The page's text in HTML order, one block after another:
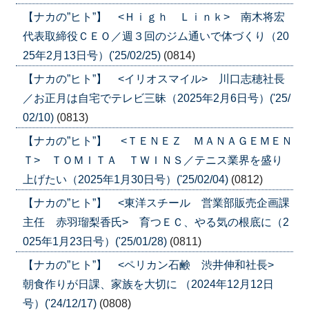
【ナカの”ヒト”】 <Ｈｉｇｈ Ｌｉｎｋ> 南木将宏
代表取締役ＣＥＯ／週３回のジム通いで体づくり（20
25年2月13日号）('25/02/25) (0814)
【ナカの”ヒト”】 <イリオスマイル> 川口志穂社長
／お正月は自宅でテレビ三昧（2025年2月6日号）('25/
02/10) (0813)
【ナカの”ヒト”】 <ＴＥＮＥＺ ＭＡＮＡＧＥＭＥＮ
Ｔ> ＴＯＭＩＴＡ ＴＷＩＮＳ／テニス業界を盛り
上げたい（2025年1月30日号）('25/02/04) (0812)
【ナカの”ヒト”】 <東洋スチール 営業部販売企画課
主任 赤羽瑠梨香氏> 育つＥＣ、やる気の根底に（2
025年1月23日号）('25/01/28) (0811)
【ナカの”ヒト”】 <ペリカン石鹸 渋井伸和社長>
朝食作りが日課、家族を大切に （2024年12月12日
号）('24/12/17) (0808)